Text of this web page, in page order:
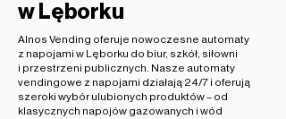
w Lęborku
Alnos Vending oferuje nowoczesne automaty
z napojami w Lęborku do biur, szkół, siłowni
i przestrzeni publicznych. Nasze automaty
vendingowe z napojami działają 24/7 i oferują
szeroki wybór ulubionych produktów – od
klasycznych napojów gazowanych i wód